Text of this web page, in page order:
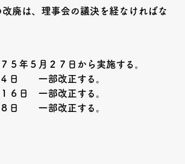
廃は、理事会の議決を経なければな
５年５月２７日から実施する。
４日 一部改正する。
６日 一部改正する。
８日 一部改正する。